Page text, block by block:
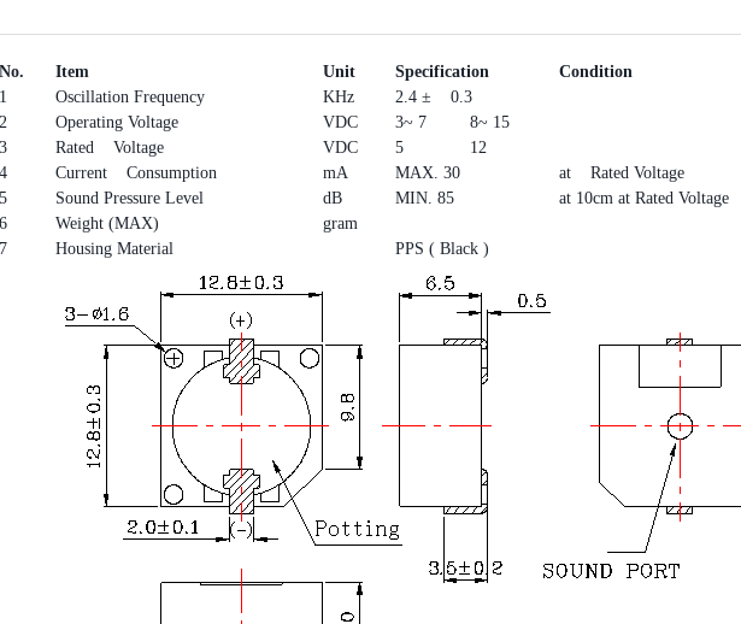
No. Item Unit Specification
Condition
1
Oscillation Frequency KHz
2.4 ± 0.3
2
Operating Voltage VDC 3~ 7
8~ 15
3
Rated Voltage VDC 5
12
4
Current Consumption mA MAX. 30
at Rated Voltage
5
Sound Pressure Level dB MIN. 85
at 10cm at Rated Voltage
6
Weight (MAX)
gram
7
Housing Material PPS ( Black )